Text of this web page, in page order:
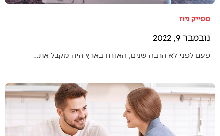
ספייק ניוז
נובמבר 9, 2022
פעם לפני לא הרבה שנים, האזרח בארץ היה מקבל את…